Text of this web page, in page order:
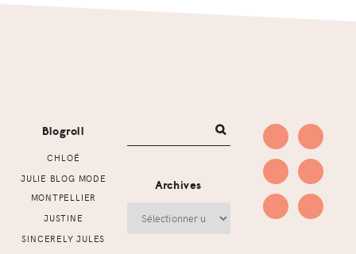
Blogroll
CHLOÉ
JULIE BLOG MODE
MONTPELLIER
JUSTINE
SINCERELY JULES
Archives